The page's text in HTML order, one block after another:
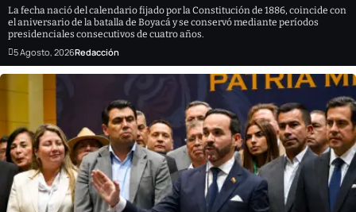
La fecha nació del calendario fijado por la Constitución de 1886, coincide con
el aniversario de la batalla de Boyacá y se conservó mediante períodos
presidenciales consecutivos de cuatro años.
5 Agosto, 2026Redacción